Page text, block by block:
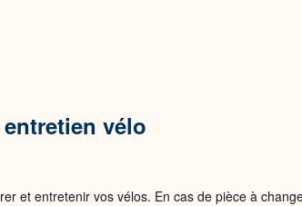
vélo
et entretenir vos vélos. En cas de pièce à